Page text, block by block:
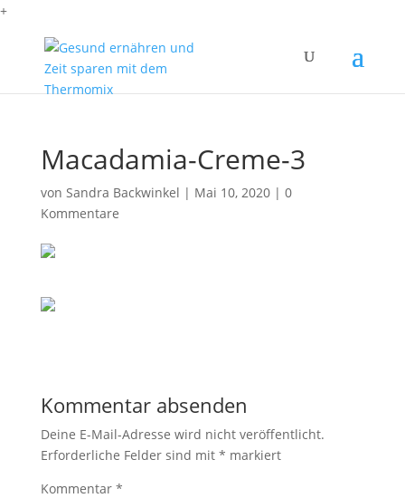
+
Macadamia-Creme-3
von Sandra Backwinkel | Mai 10, 2020| 0
Kommentare
Kommentar absenden
Deine E-Mail-Adresse wird nicht veröffentlicht.
Erforderliche Felder sind mit * markiert
Kommentar *